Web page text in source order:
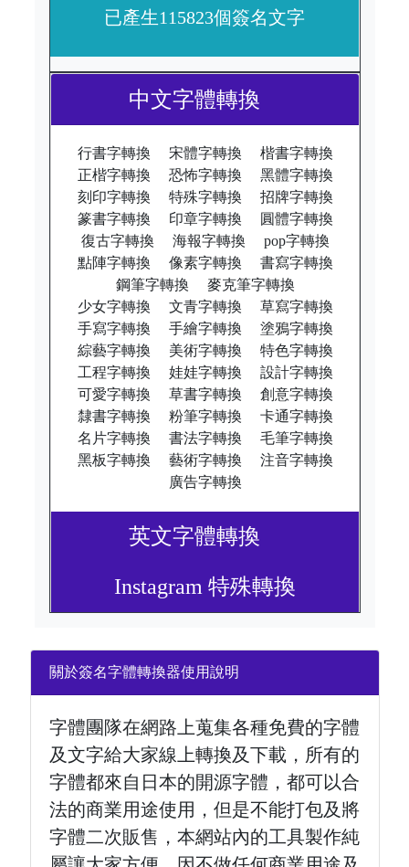
已產生115823個簽名文字
中文字體轉換
行書字轉換 宋體字轉換
楷書字轉換
正楷字轉換
恐怖字轉換
黑體字轉換
刻印字轉換
特殊字轉換
招牌字轉換
篆書字轉換
印章字轉換
圓體字轉換
復古字轉換
海報字轉換
pop字轉換
點陣字轉換
像素字轉換
書寫字轉換
鋼筆字轉換
麥克筆字轉換
少女字轉換
文青字轉換
草寫字轉換
手寫字轉換
手繪字轉換
塗鴉字轉換
綜藝字轉換
美術字轉換
特色字轉換
工程字轉換
娃娃字轉換
設計字轉換
可愛字轉換
草書字轉換
創意字轉換
隸書字轉換
粉筆字轉換
卡通字轉換
名片字轉換
書法字轉換
毛筆字轉換
黑板字轉換
藝術字轉換
注音字轉換
廣告字轉換
英文字體轉換
Instagram 特殊轉換
關於簽名字體轉換器使用說明
字體團隊在網路上蒐集各種免費的字體
及文字給大家線上轉換及下載，所有的
字體都來自日本的開源字體，都可以合
法的商業用途使用，但是不能打包及將
字體二次販售，本網站內的工具製作純